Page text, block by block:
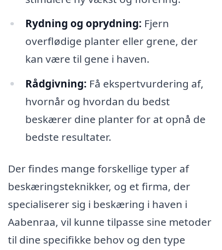
Rydning og oprydning: Fjern
overflødige planter eller grene, der
kan være til gene i haven.
Rådgivning: Få ekspertvurdering af,
hvornår og hvordan du bedst
beskærer dine planter for at opnå de
bedste resultater.
Der findes mange forskellige typer af
beskæringsteknikker, og et firma, der
specialiserer sig i beskæring i haven i
Aabenraa, vil kunne tilpasse sine metoder
til dine specifikke behov og den type